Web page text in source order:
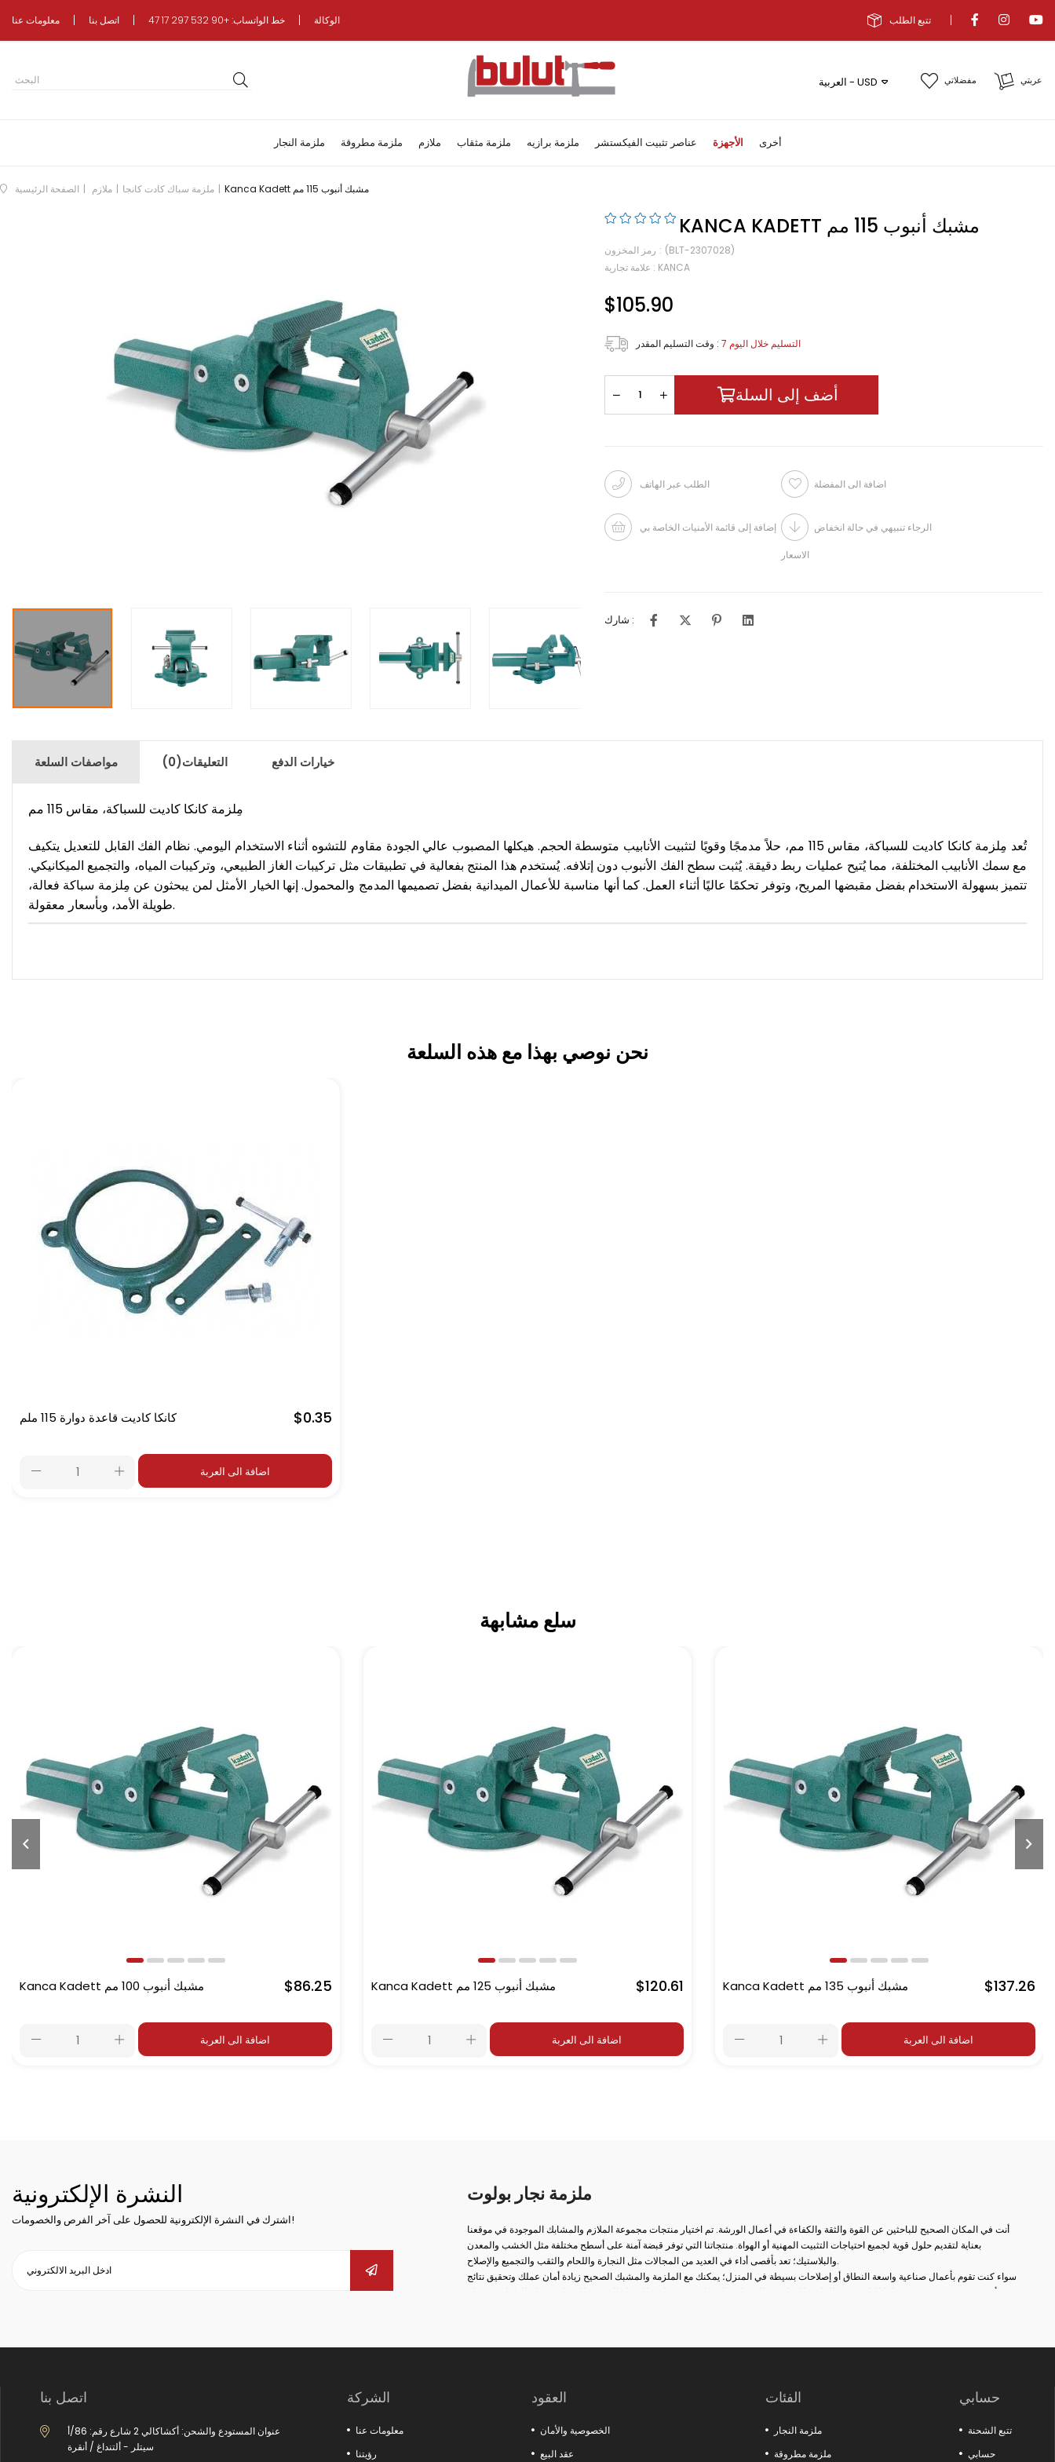
معلومات عنا اتصل بنا خط الواتساب: +90 532 297 17 47 الوكالة تتبع الطلب
عربتي مفضلاتي العربية - USD
ملزمة النجار ملزمة مطروقة ملازم ملزمة مثقاب ملزمة برازيه عناصر تثبيت الفيكستشر الأجهزة أخرى
الصفحة الرئيسية ملازم ملزمة سباك كادت كانجا Kanca Kadett مشبك أنبوب 115 مم
KANCA KADETT مشبك أنبوب 115 مم
رمز المخزون
(BLT-2307028)
علامة تجارية : KANCA
$105.90
وقت التسليم المقدر : 7 التسليم خلال اليوم
الطلب عبر الهاتف اضافة الى المفضلة
إضافة إلى قائمة الأمنيات الخاصة بي الرجاء تنبيهي في حالة انخفاض
الاسعار
شارك :
مواصفات السلعة التعليقات(0) خيارات الدفع
مِلزمة كانكا كاديت للسباكة، مقاس 115 مم
تُعد مِلزمة كانكا كاديت للسباكة، مقاس 115 مم، حلاً مدمجًا وقويًا لتثبيت الأنابيب متوسطة الحجم. هيكلها المصبوب عالي الجودة مقاوم للتشوه أثناء الاستخدام اليومي. نظام الفك القابل للتعديل يتكيف
مع سمك الأنابيب المختلفة، مما يُتيح عمليات ربط دقيقة. يُثبت سطح الفك الأنبوب دون إتلافه. يُستخدم هذا المنتج بفعالية في تطبيقات مثل تركيبات الغاز الطبيعي، وتركيبات المياه، والتجميع الميكانيكي.
تتميز بسهولة الاستخدام بفضل مقبضها المريح، وتوفر تحكمًا عاليًا أثناء العمل. كما أنها مناسبة للأعمال الميدانية بفضل تصميمها المدمج والمحمول. إنها الخيار الأمثل لمن يبحثون عن مِلزمة سباكة فعالة،
طويلة الأمد، وبأسعار معقولة.
نحن نوصي بهذا مع هذه السلعة
كانكا كاديت قاعدة دوارة 115 ملم $0.35
اضافة الى العربة
سلع مشابهة
Kanca Kadett مشبك أنبوب 100 مم $86.25
اضافة الى العربة
Kanca Kadett مشبك أنبوب 125 مم $120.61
اضافة الى العربة
Kanca Kadett مشبك أنبوب 135 مم $137.26
اضافة الى العربة
النشرة الإلكترونية
اشترك في النشرة الإلكترونية للحصول على آخر الفرص والخصومات!
ملزمة نجار بولوت
أنت في المكان الصحيح للباحثين عن القوة والثقة والكفاءة في أعمال الورشة. تم اختيار منتجات مجموعة الملازم والمشابك الموجودة في موقعنا
بعناية لتقديم حلول قوية لجميع احتياجات التثبيت المهنية أو الهواة. منتجاتنا التي توفر قبضة آمنة على أسطح مختلفة مثل الخشب والمعدن
والبلاستيك؛ تعد بأقصى أداء في العديد من المجالات مثل النجارة واللحام والثقب والتجميع والإصلاح.
سواء كنت تقوم بأعمال صناعية واسعة النطاق أو إصلاحات بسيطة في المنزل؛ يمكنك مع الملزمة والمشبك الصحيح زيادة أمان عملك وتحقيق نتائج
أكثر دقة. في مجموعة منتجاتنا الواسعة من الملازم المطروقة إلى ملازم المثقاب، ومن ملازم السكك الحديدية إلى ملازم صانع الغلايات، يمكنك
اتصل بنا
عنوان المستودع والشحن: أكشاكالي 2 شارع رقم: 86/أ
سيتلر - ألتنداغ / أنقرة
الشركة
معلومات عنا
رؤيتنا
العقود
الخصوصية والأمان
عقد البيع
الفئات
ملزمة النجار
ملزمة مطروقة
حسابي
تتبع الشحنة
حسابي